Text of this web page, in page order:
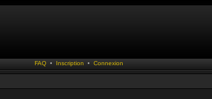
FAQ • Inscription • Connexion